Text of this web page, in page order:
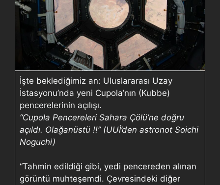
İşte beklediğimiz an: Uluslararası Uzay
İstasyonu’nda yeni Cupola’nın (Kubbe)
pencerelerinin açılışı.
“Cupola Pencereleri Sahara Çölü’ne doğru
açıldı. Olağanüstü !!” (UUİ’den astronot Soichi
Noguchi)
“Tahmin edildiği gibi, yedi pencereden alınan
görüntü muhteşemdi. Çevresindeki diğer